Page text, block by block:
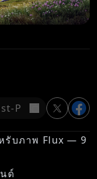
คัดลอก
รับภาพ Flux — 9
ด์